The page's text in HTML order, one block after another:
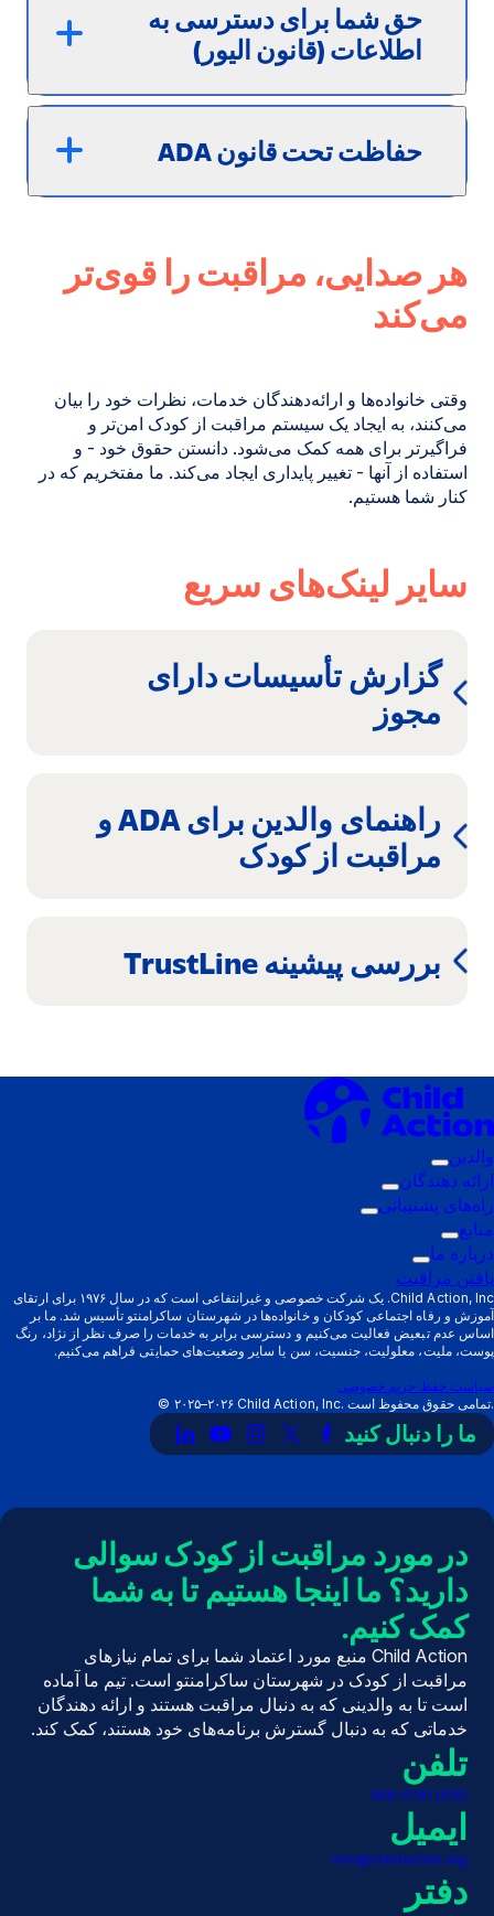
حق شما برای دسترسی به
اطلاعات (قانون الیور)
حفاظت تحت قانون ADA
هر صدایی، مراقبت را قوی‌تر
می‌کند
وقتی خانواده‌ها و ارائه‌دهندگان خدمات، نظرات خود را بیان
می‌کنند، به ایجاد یک سیستم مراقبت از کودک امن‌تر و
فراگیرتر برای همه کمک می‌شود. دانستن حقوق خود - و
استفاده از آنها - تغییر پایداری ایجاد می‌کند. ما مفتخریم که در
کنار شما هستیم.
سایر لینک‌های سریع
گزارش تأسیسات دارای
مجوز
(در
باز
می‌شود)
راهنمای والدین برای ADA و
مراقبت از کودک
(در
باز
بررسی پیشینه TrustLine
(در
باز
می‌شود)
والدین
زیرمنوی
فعال‌سازی:
والدین
ارائه دهندگان
زیرمنوی
فعال‌سازی:
راه‌های پشتیبانی
زیرمنوی
پشتیبانی
منابع
زیرمنوی
فعال‌سازی:
منابع
درباره ما
زیرمنوی
فعال‌سازی:
درباره
ما
یافتن مراقبت
Child Action, Inc. یک شرکت خصوصی و غیرانتفاعی است که در سال ۱۹۷۶ برای ارتقای
آموزش و رفاه اجتماعی کودکان و خانواده‌ها در شهرستان ساکرامنتو تأسیس شد. ما بر
اساس عدم تبعیض فعالیت می‌کنیم و دسترسی برابر به خدمات را صرف نظر از نژاد، رنگ
پوست، ملیت، معلولیت، جنسیت، سن یا سایر وضعیت‌های حمایتی فراهم می‌کنیم.
سیاست حفظ حریم خصوصی
© ۲۰۲۵–۲۰۲۶ Child Action, Inc. تمامی حقوق محفوظ است.
ما را دنبال کنید پیوند
به
لینک
به
(توییتر)
لینک
به
لینک
به
لینک
به
در مورد مراقبت از کودک سوالی
دارید؟ ما اینجا هستیم تا به شما
کمک کنیم.
Child Action منبع مورد اعتماد شما برای تمام نیازهای
مراقبت از کودک در شهرستان ساکرامنتو است. تیم ما آماده
است تا به والدینی که به دنبال مراقبت هستند و ارائه دهندگان
خدماتی که به دنبال گسترش برنامه‌های خود هستند، کمک کند.
تلفن
(916) 369-0191
ایمیل
info@childaction.org
دفتر